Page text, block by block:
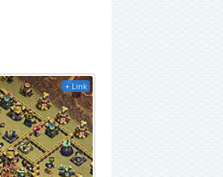
+ Link